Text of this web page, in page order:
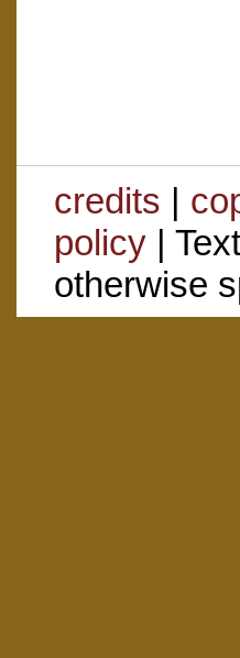
credits |
policy|
otherwise